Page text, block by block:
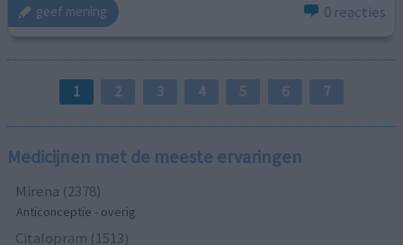
geef mening 0 reacties
1 2 3 4 5 6 7
Medicijnen met de meeste ervaringen
Mirena (2378)
Anticonceptie - overig
Citalopram (1513)